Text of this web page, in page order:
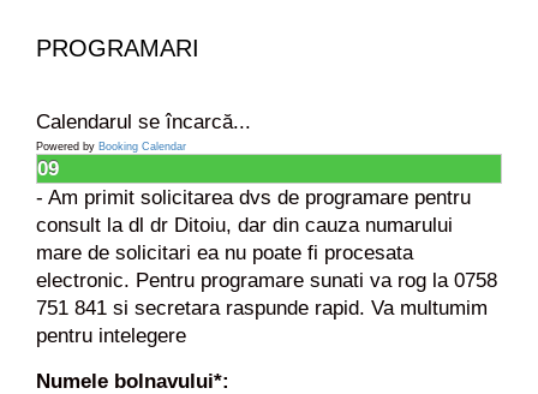
c
t
c
t
o
m
PROGRAMARI
Calendarul se încarcă...
Powered by Booking Calendar
09
- Am primit solicitarea dvs de programare pentru
consult la dl dr Ditoiu, dar din cauza numarului
mare de solicitari ea nu poate fi procesata
electronic. Pentru programare sunati va rog la 0758
751 841 si secretara raspunde rapid. Va multumim
pentru intelegere
Numele bolnavului*: